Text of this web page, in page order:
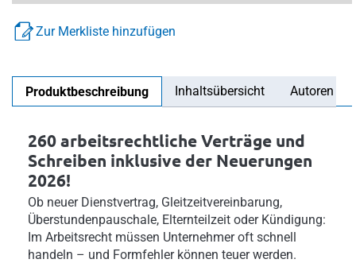
Zur Merkliste hinzufügen
Produktbeschreibung Inhaltsübersicht Autoren
260 arbeitsrechtliche Verträge und
Schreiben inklusive der Neuerungen
2026!
Ob neuer Dienstvertrag, Gleitzeitvereinbarung,
Überstundenpauschale, Elternteilzeit oder Kündigung:
Im Arbeitsrecht müssen Unternehmer oft schnell
handeln – und Formfehler können teuer werden.